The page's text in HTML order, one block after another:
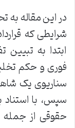
در این مقاله
شرایطی که
ابتدا به
فوری و حکم
سناریوی یک
سپس، با
حقوقی از جمله